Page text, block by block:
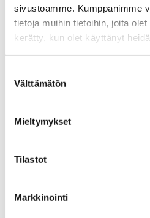
sivustoamme. Kumppanimme
tietoja muihin tietoihin, joita
kerätty, kun olet käyttänyt
valinta
Välttämätön
Mieltymykset
Tilastot
Markkinointi
Heinonen Oy LKV, 2821540-9
+358 50 463 8663
WhatsApp
Sp-Koti Muurame Kipinä
Sp-Koti Tampere Kipinä